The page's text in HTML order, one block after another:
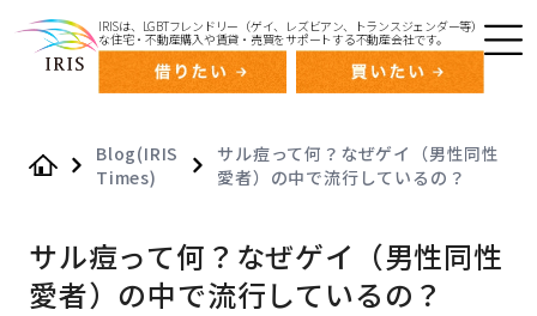
IRISは、LGBTフレンドリー（ゲイ、レズビアン、トランスジェンダー等）
な住宅・不動産購入や賃貸・売買をサポートする不動産会社です。
Blog(IRIS
Times)
サル痘って何？なぜゲイ（男性同性
愛者）の中で流行しているの？
サル痘って何？なぜゲイ（男性同性
愛者）の中で流行しているの？